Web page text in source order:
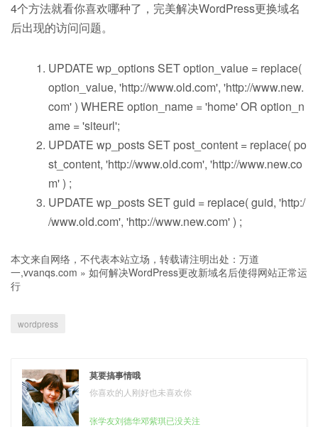
4个方法就看你喜欢哪种了，完美解决WordPress更换域名
后出现的访问问题。
UPDATE wp_options SET option_value = replace(
option_value, 'http://www.old.com', 'http://www.new.
com' ) WHERE option_name = 'home' OR option_n
ame = 'siteurl';
UPDATE wp_posts SET post_content = replace( po
st_content, 'http://www.old.com', 'http://www.new.co
m' ) ;
UPDATE wp_posts SET guid = replace( guid, 'http:/
/www.old.com', 'http://www.new.com' ) ;
本文来自网络，不代表本站立场，转载请注明出处： 万道
一,vvanqs.com » 如何解决WordPress更改新域名后使得网站正常运
行
wordpress
莫要搞事情哦
你喜欢的人刚好也未喜欢你
张学友刘德华邓紫琪已没关注